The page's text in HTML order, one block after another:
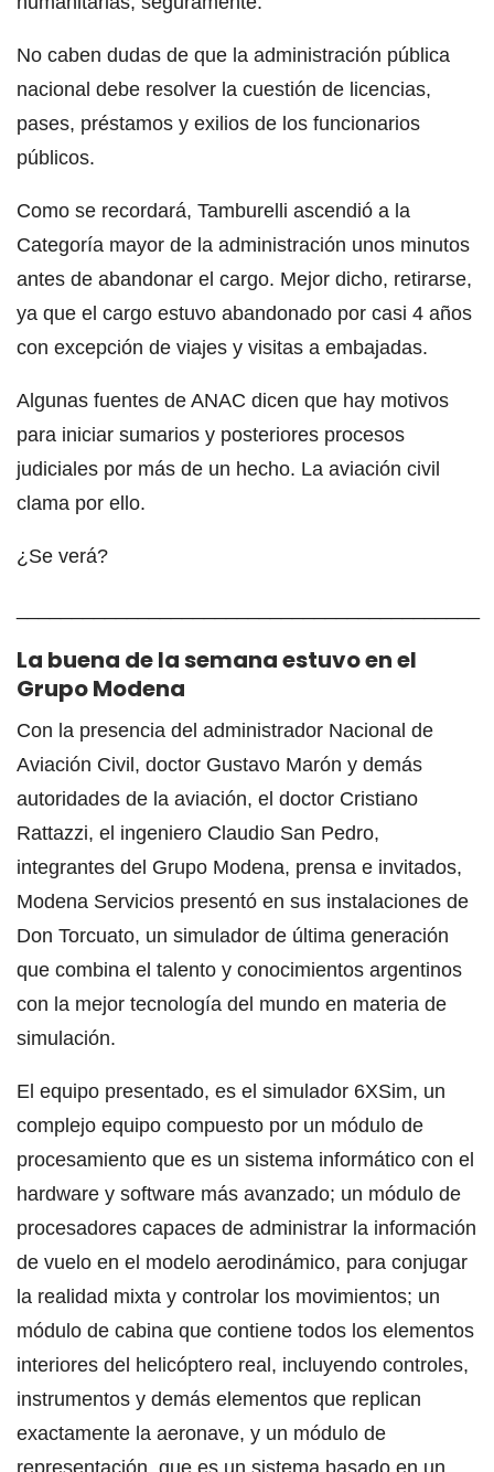
No caben dudas de que la administración pública
nacional debe resolver la cuestión de licencias,
pases, préstamos y exilios de los funcionarios
públicos.
Como se recordará, Tamburelli ascendió a la
Categoría mayor de la administración unos minutos
antes de abandonar el cargo. Mejor dicho, retirarse,
ya que el cargo estuvo abandonado por casi 4 años
con excepción de viajes y visitas a embajadas.
Algunas fuentes de ANAC dicen que hay motivos
para iniciar sumarios y posteriores procesos
judiciales por más de un hecho. La aviación civil
clama por ello.
¿Se verá?
La buena de la semana estuvo en el
Grupo Modena
Con la presencia del administrador Nacional de
Aviación Civil, doctor Gustavo Marón y demás
autoridades de la aviación, el doctor Cristiano
Rattazzi, el ingeniero Claudio San Pedro,
integrantes del Grupo Modena, prensa e invitados,
Modena Servicios presentó en sus instalaciones de
Don Torcuato, un simulador de última generación
que combina el talento y conocimientos argentinos
con la mejor tecnología del mundo en materia de
simulación.
El equipo presentado, es el simulador 6XSim, un
complejo equipo compuesto por un módulo de
procesamiento que es un sistema informático con el
hardware y software más avanzado; un módulo de
procesadores capaces de administrar la información
de vuelo en el modelo aerodinámico, para conjugar
la realidad mixta y controlar los movimientos; un
módulo de cabina que contiene todos los elementos
interiores del helicóptero real, incluyendo controles,
instrumentos y demás elementos que replican
exactamente la aeronave, y un módulo de